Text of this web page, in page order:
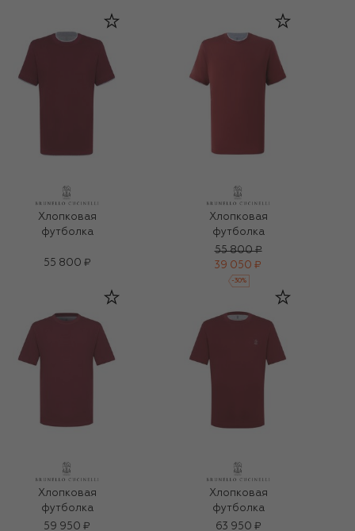
Хлопковая
футболка
55 800 ₽
Хлопковая
футболка
55 800 ₽
39 050 ₽
-30%
Хлопковая
футболка
59 950 ₽
Хлопковая
футболка
63 950 ₽